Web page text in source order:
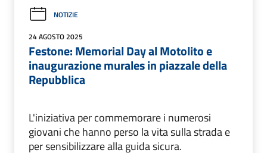
NOTIZIE
24 AGOSTO 2025
Festone: Memorial Day al Motolito e
inaugurazione murales in piazzale della
Repubblica
L'iniziativa per commemorare i numerosi
giovani che hanno perso la vita sulla strada e
per sensibilizzare alla guida sicura.